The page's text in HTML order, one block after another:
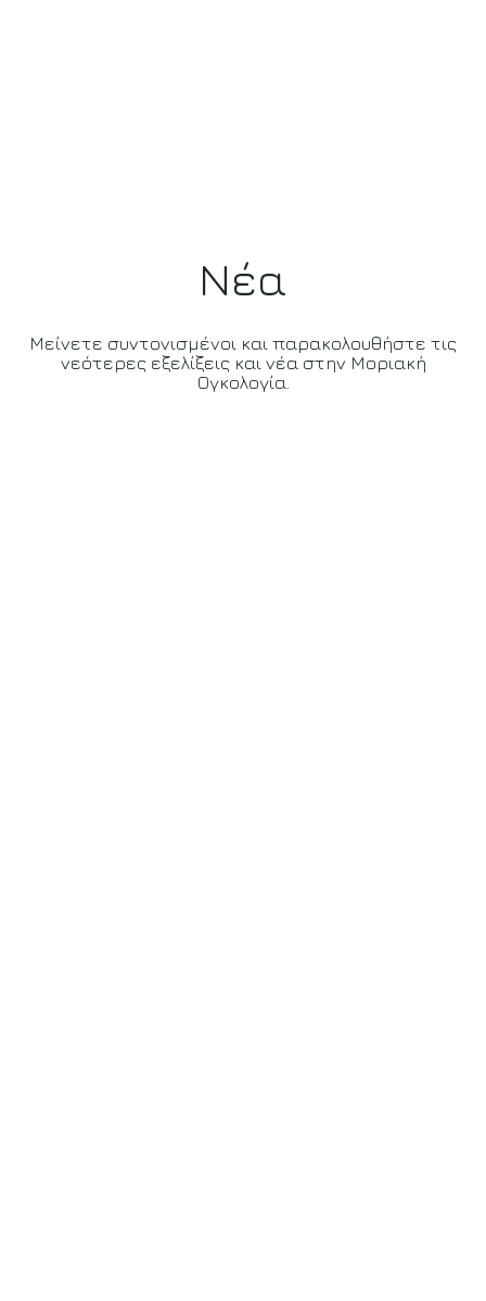
Νέα
Μείνετε συντονισμένοι και παρακολουθήστε τις
νεότερες εξελίξεις και νέα στην Μοριακή
Ογκολογία.